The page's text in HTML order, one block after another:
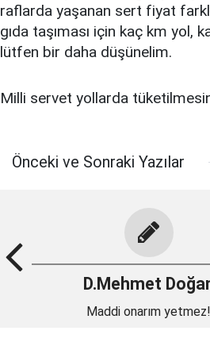
raflarda yaşanan sert fiyat
gıda taşıması için kaç km yol,
lütfen bir daha düşünelim.
Milli servet yollarda
Önceki ve Sonraki Yazılar
D.Mehmet
Maddi onarım yetmez!